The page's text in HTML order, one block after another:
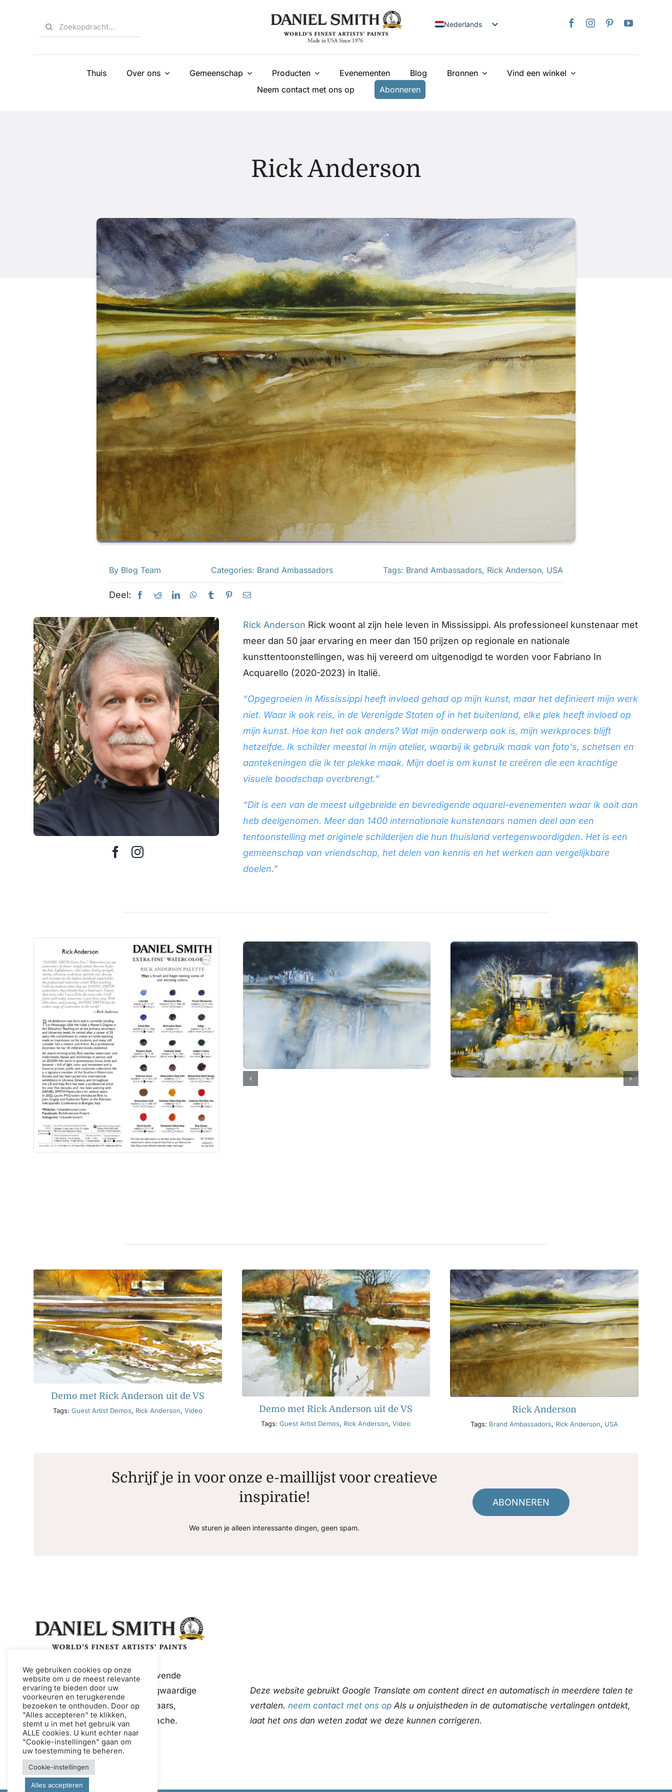
Search
for:
Nederlands
日本語
Français
Thuis Over ons Gemeenschap Producten Evenementen Blog Bronnen
Vind een winkel
Neem contact met ons op
Abonneren
Rick Anderson
By Blog Team Categories: Brand Ambassadors Tags: Brand Ambassadors, Rick Anderson, USA
Deel:
Rick Anderson Rick woont al zijn hele leven in Mississippi. Als professioneel kunstenaar met
meer dan 50 jaar ervaring en meer dan 150 prijzen op regionale en nationale
kunsttentoonstellingen, was hij vereerd om uitgenodigd te worden voor Fabriano In
Acquarello (2020-2023) in Italië.
“Opgegroeien in Mississippi heeft invloed gehad op mijn kunst, maar het definieert mijn werk
niet. Waar ik ook reis, in de Verenigde Staten of in het buitenland, elke plek heeft invloed op
mijn kunst. Hoe kan het ook anders? Wat mijn onderwerp ook is, mijn werkproces blijft
hetzelfde. Ik schilder meestal in mijn atelier, waarbij ik gebruik maak van foto's, schetsen en
aantekeningen die ik ter plekke maak. Mijn doel is om kunst te creëren die een krachtige
visuele boodschap overbrengt.”
“Dit is een van de meest uitgebreide en bevredigende aquarel-evenementen waar ik ooit aan
heb deelgenomen. Meer dan 1400 internationale kunstenaars namen deel aan een
tentoonstelling met originele schilderijen die hun thuisland vertegenwoordigden. Het is een
gemeenschap van vriendschap, het delen van kennis en het werken aan vergelijkbare
doelen.”
Demo met Rick Anderson uit de VS
Tags: Guest Artist Demos, Rick Anderson, Video Demo met Rick Anderson uit de VS
Tags:Guest Artist Demos, Rick Anderson,Video
Rick Anderson
Tags: Brand Ambassadors, Rick Anderson, USA
Schrijf je in voor onze e-maillijst voor creatieve
inspiratie!
We sturen je alleen interessante dingen, geen spam.
ABONNEREN
Daniel Smith is een toonaangevende
wereldwijde fabrikant van hoogwaardige
verf en mediums voor kunstenaars,
waaronder aquarelverf en gouache.
Deze website gebruikt Google Translate om content direct en automatisch in meerdere talen te
vertalen.neem contact met ons op Als u onjuistheden in de automatische vertalingen ontdekt,
laat het ons dan weten zodat we deze kunnen corrigeren.
We gebruiken cookies op onze
website om u de meest relevante
ervaring te bieden door uw
voorkeuren en terugkerende
bezoeken te onthouden. Door op
"Alles accepteren" te klikken,
stemt u in met het gebruik van
ALLE cookies. U kunt echter naar
"Cookie-instellingen" gaan om
uw toestemming te beheren.
Cookie-instellingen
Alles accepteren